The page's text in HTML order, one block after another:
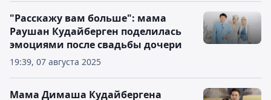
19:39, 07 августа 2025
"Расскажу вам больше": мама
Раушан Кудайберген поделилась
эмоциями после свадьбы дочери
Мама Димаша Кудайбергена